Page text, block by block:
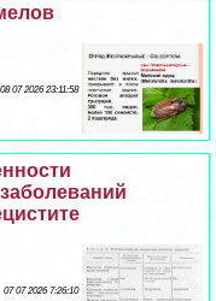
08 07 2026 23:11:58
07 07 2026 7:26:10